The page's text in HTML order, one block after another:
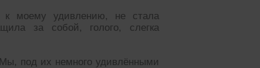
моему удивлению, не стала
за собой, голого, слегка
под их немного удивлёнными